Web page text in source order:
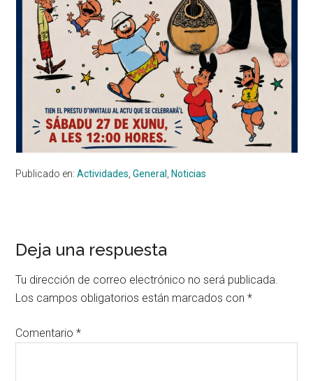
Publicado en:Actividades ,General Noticias
Interacciones
con
los
lectores
Deja una respuesta
Tu dirección de correo electrónico no será publicada.
Los campos obligatorios están marcados con*
Comentario*